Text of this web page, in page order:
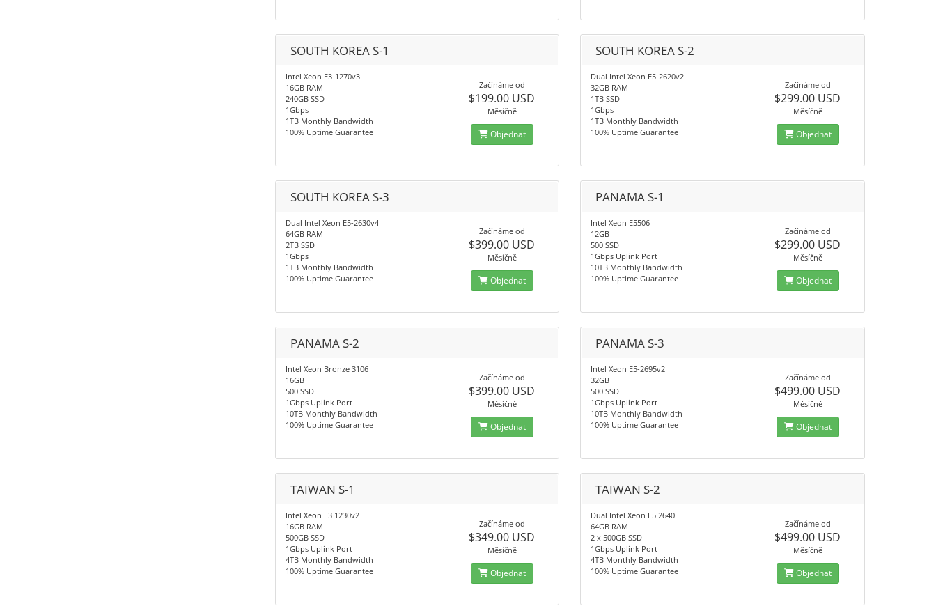
SOUTH KOREA S-1
Intel Xeon E3-1270v3
16GB RAM
240GB SSD
1Gbps
1TB Monthly Bandwidth
100% Uptime Guarantee
Začínáme od
$199.00 USD
Měsíčně
Objednat
SOUTH KOREA S-2
Dual Intel Xeon E5-2620v2
32GB RAM
1TB SSD
1Gbps
1TB Monthly Bandwidth
100% Uptime Guarantee
Začínáme od
$299.00 USD
Měsíčně
Objednat
SOUTH KOREA S-3
Dual Intel Xeon E5-2630v4
64GB RAM
2TB SSD
1Gbps
1TB Monthly Bandwidth
100% Uptime Guarantee
Začínáme od
$399.00 USD
Měsíčně
Objednat
PANAMA S-1
Intel Xeon E5506
12GB
500 SSD
1Gbps Uplink Port
10TB Monthly Bandwidth
100% Uptime Guarantee
Začínáme od
$299.00 USD
Měsíčně
Objednat
PANAMA S-2
Intel Xeon Bronze 3106
16GB
500 SSD
1Gbps Uplink Port
10TB Monthly Bandwidth
100% Uptime Guarantee
Začínáme od
$399.00 USD
Měsíčně
Objednat
PANAMA S-3
Intel Xeon E5-2695v2
32GB
500 SSD
1Gbps Uplink Port
10TB Monthly Bandwidth
100% Uptime Guarantee
Začínáme od
$499.00 USD
Měsíčně
Objednat
TAIWAN S-1
Intel Xeon E3 1230v2
16GB RAM
500GB SSD
1Gbps Uplink Port
4TB Monthly Bandwidth
100% Uptime Guarantee
Začínáme od
$349.00 USD
Měsíčně
Objednat
TAIWAN S-2
Dual Intel Xeon E5 2640
64GB RAM
2 x 500GB SSD
1Gbps Uplink Port
4TB Monthly Bandwidth
100% Uptime Guarantee
Začínáme od
$499.00 USD
Měsíčně
Objednat